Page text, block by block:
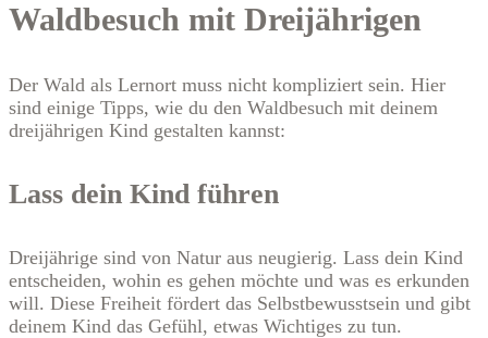
Waldbesuch mit Dreijährigen
Der Wald als Lernort muss nicht kompliziert sein. Hier
sind einige Tipps, wie du den Waldbesuch mit deinem
dreijährigen Kind gestalten kannst:
Lass dein Kind führen
Dreijährige sind von Natur aus neugierig. Lass dein Kind
entscheiden, wohin es gehen möchte und was es erkunden
will. Diese Freiheit fördert das Selbstbewusstsein und gibt
deinem Kind das Gefühl, etwas Wichtiges zu tun.